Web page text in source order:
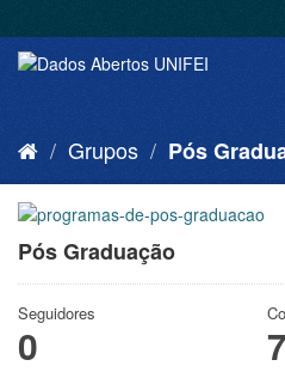
Grupos Pós
Pós Graduação
Seguidores
0 7